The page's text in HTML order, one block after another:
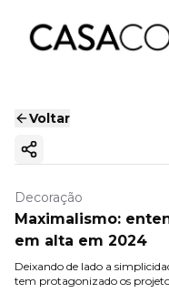
Voltar
Copiar link
Decoração
Maximalismo:
em alta em 2024
Deixando de lado a
tem protagonizado os